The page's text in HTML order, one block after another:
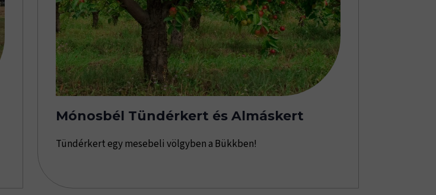
Mónosbél Tündérkert és Almáskert
Tündérkert egy mesebeli völgyben a Bükkben!